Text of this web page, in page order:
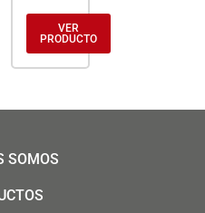
VER
PRODUCTO
SOMOS